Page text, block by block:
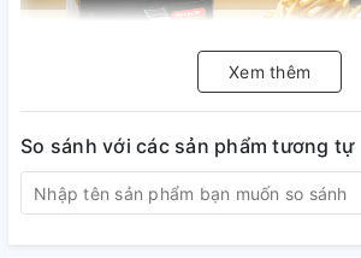
Dung tích 5.2 lít chiên
lợi cho gia đình
Xem thêm
So sánh với các sản phẩm tương tự